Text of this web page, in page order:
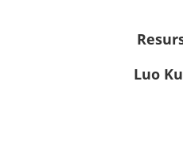
Luo